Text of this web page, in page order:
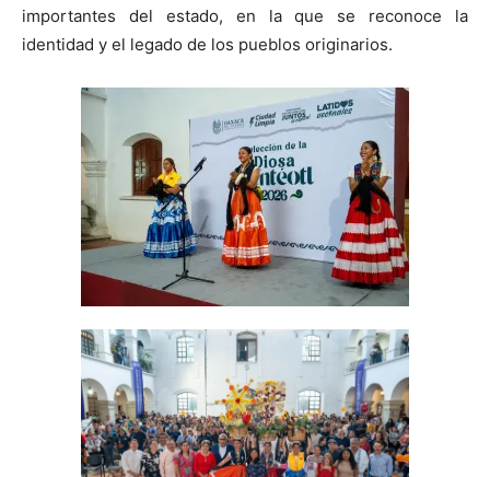
importantes del estado, en la que se reconoce la
identidad y el legado de los pueblos originarios.